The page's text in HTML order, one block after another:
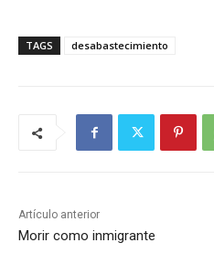
TAGS desabastecimiento
Artículo anterior
Morir como inmigrante